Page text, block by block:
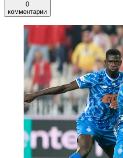
0
комментарии